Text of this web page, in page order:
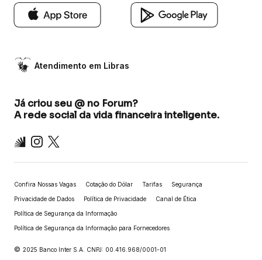
Atendimento em Libras
Já criou seu @ no Forum?
A rede social da vida financeira inteligente.
Inter Instagram
X
Confira Nossas Vagas Cotação do Dólar Tarifas Segurança
Privacidade de Dados Política de Privacidade Canal de Ética
Política de Segurança da Informação
Política de Segurança da Informação para Fornecedores
© 2025 Banco Inter S.A. CNPJ: 00.416.968/0001-01